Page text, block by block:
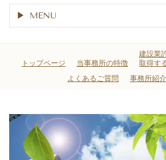
MENU
トップページ 当事務所の特徴
建設業
取得す
よくあるご質問
事務所紹介